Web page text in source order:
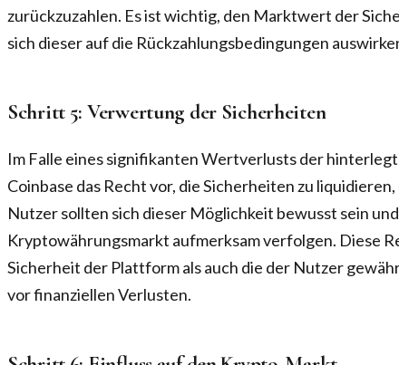
zurückzuzahlen. Es ist wichtig, den Marktwert der
sich dieser auf die Rückzahlungsbedingungen
Schritt 5: Verwertung der Sicherheiten
Im Falle eines signifikanten Wertverlusts der
Coinbase das Recht vor, die Sicherheiten zu
Nutzer sollten sich dieser Möglichkeit bewusst sein
Kryptowährungsmarkt aufmerksam verfolgen. Diese
Sicherheit der Plattform als auch die der Nutzer
vor finanziellen Verlusten.